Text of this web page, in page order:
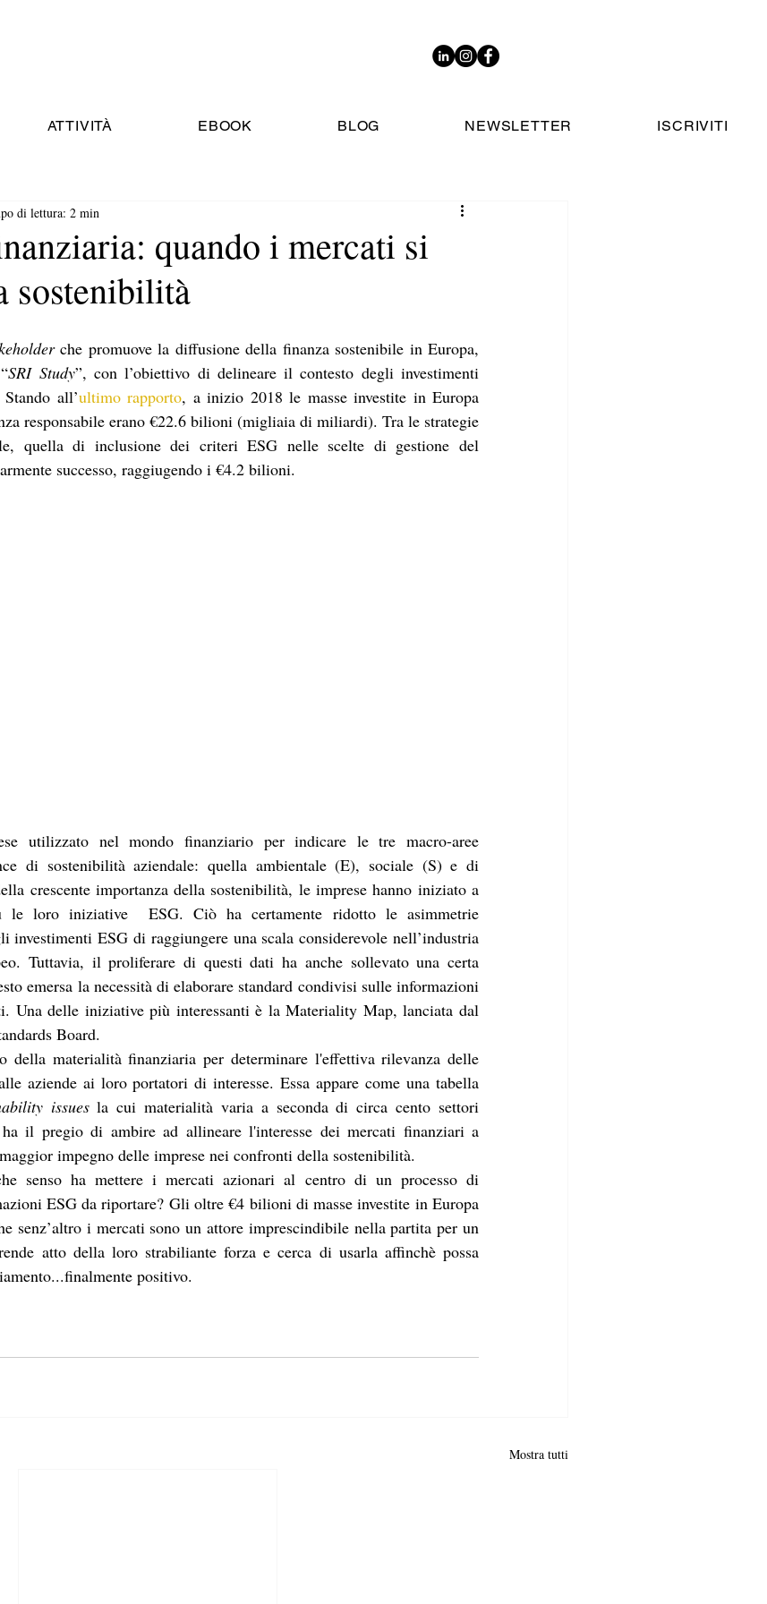
ATTIVITÀ EBOOK BLOG NEWSLETTER ISCRIVITI
quando i mercati si
sostenibilità
di lettura: 2 min
che promuove la diffusione della finanza sostenibile in Europa,
SRI Study”, con l’obiettivo di delineare il contesto degli investimenti
all’ultimo rapporto, a inizio 2018 le masse investite in Europa
responsabile erano €22.6 bilioni (migliaia di miliardi). Tra le strategie
quella di inclusione dei criteri ESG nelle scelte di gestione del
successo, raggiugendo i €4.2 bilioni.
utilizzato nel mondo finanziario per indicare le tre macro-aree
di sostenibilità aziendale: quella ambientale (E), sociale (S) e di
crescente importanza della sostenibilità, le imprese hanno iniziato a
le loro iniziative  ESG. Ciò ha certamente ridotto le asimmetrie
investimenti ESG di raggiungere una scala considerevole nell’industria
Tuttavia, il proliferare di questi dati ha anche sollevato una certa
emersa la necessità di elaborare standard condivisi sulle informazioni
Una delle iniziative più interessanti è la Materiality Map, lanciata dal
Board.
materialità finanziaria per determinare l'effettiva rilevanza delle
aziende ai loro portatori di interesse. Essa appare come una tabella
issues la cui materialità varia a seconda di circa cento settori
il pregio di ambire ad allineare l'interesse dei mercati finanziari a
impegno delle imprese nei confronti della sostenibilità.
senso ha mettere i mercati azionari al centro di un processo di
ESG da riportare? Gli oltre €4 bilioni di masse investite in Europa
senz’altro i mercati sono un attore imprescindibile nella partita per un
atto della loro strabiliante forza e cerca di usarla affinchè possa
positivo.
Mostra tutti